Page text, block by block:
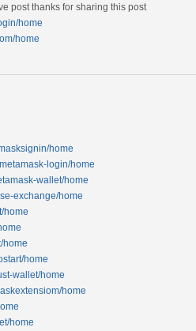
post thanks for sharing this post
home
home
home
login/home
wallet/home
exchange/home
home
home
home
wallet/home
home
home